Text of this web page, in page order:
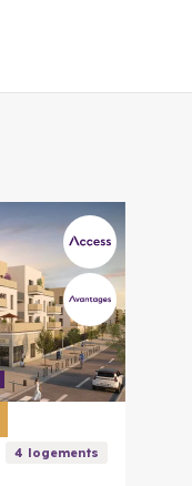
4 logements